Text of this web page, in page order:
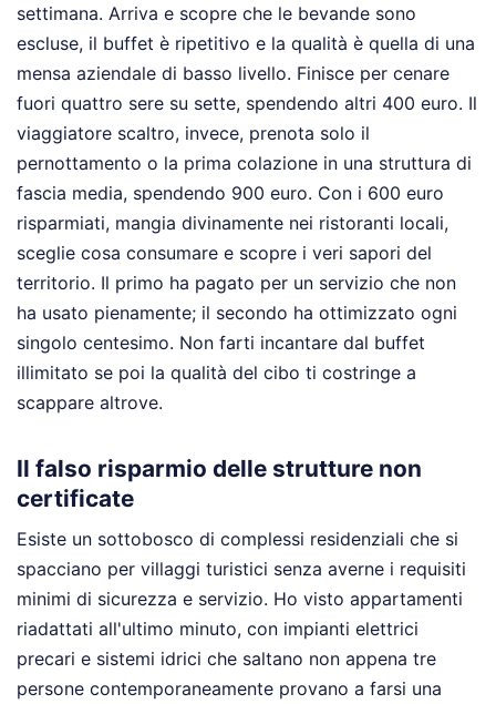
settimana. Arriva e scopre che le bevande sono
escluse, il buffet è ripetitivo e la qualità è quella di una
mensa aziendale di basso livello. Finisce per cenare
fuori quattro sere su sette, spendendo altri 400 euro. Il
viaggiatore scaltro, invece, prenota solo il
pernottamento o la prima colazione in una struttura di
fascia media, spendendo 900 euro. Con i 600 euro
risparmiati, mangia divinamente nei ristoranti locali,
sceglie cosa consumare e scopre i veri sapori del
territorio. Il primo ha pagato per un servizio che non
ha usato pienamente; il secondo ha ottimizzato ogni
singolo centesimo. Non farti incantare dal buffet
illimitato se poi la qualità del cibo ti costringe a
scappare altrove.
Il falso risparmio delle strutture non
certificate
Esiste un sottobosco di complessi residenziali che si
spacciano per villaggi turistici senza averne i requisiti
minimi di sicurezza e servizio. Ho visto appartamenti
riadattati all'ultimo minuto, con impianti elettrici
precari e sistemi idrici che saltano non appena tre
persone contemporaneamente provano a farsi una